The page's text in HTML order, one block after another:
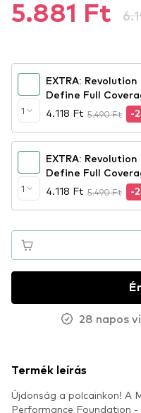
5.881 Ft
1
EXTRA:
Define Full
folyékony alapozó
4.118 Ft 5.490 Ft -
1
EXTRA:
Define Full
folyékony alapozó
4.118 Ft 5.490 Ft -
28 napos
Termék leírás
Újdonság a polcainkon! A
Performance Foundation